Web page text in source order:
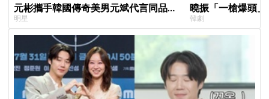
元彬攜手韓國傳奇美男元斌代言同品
牌，韓網瘋喊：兩個帥哥來了！
明星
曉振「一槍爆頭
韓劇